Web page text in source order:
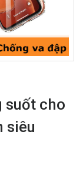
suốt cho
siêu